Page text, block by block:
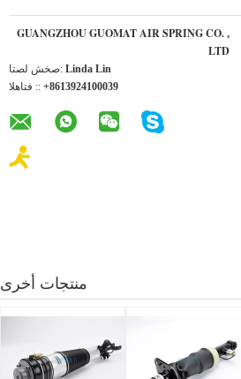
GUANGZHOU GUOMAT AIR SPRING CO. ,
LTD
اتصل شخص: Linda Lin
الهاتف :: +8613924100039
منتجات أخرى